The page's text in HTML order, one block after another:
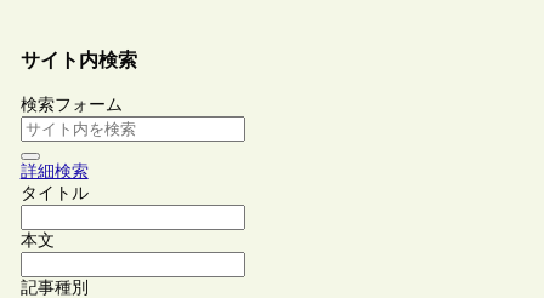
サイト内検索
検索フォーム
詳細検索
タイトル
本文
記事種別